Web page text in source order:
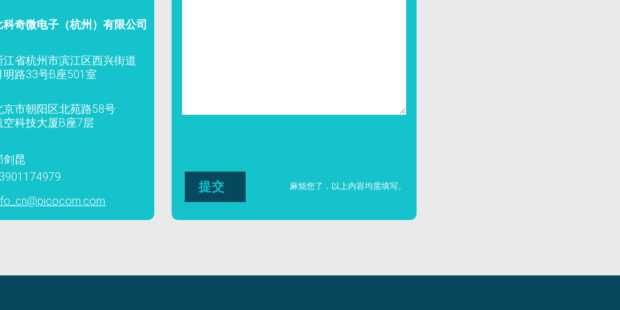
科奇微电子（杭州）有限公司
江省杭州市滨江区西兴街道
明路33号B座501室
京市朝阳区北苑路58号
空科技大厦B座7层
剑昆
麻烦您了，以上内容均需填写。